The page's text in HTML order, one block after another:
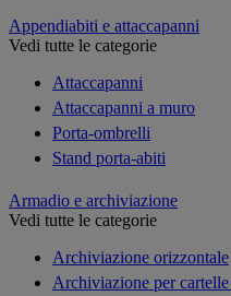
Appendiabiti e attaccapanni
Vedi tutte le categorie
Attaccapanni
Attaccapanni a muro
Porta-ombrelli
Stand porta-abiti
Armadio e archiviazione
Vedi tutte le categorie
Archiviazione orizzontale
Archiviazione per cartelle